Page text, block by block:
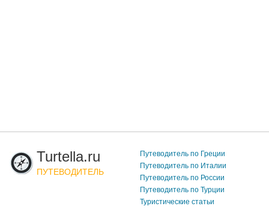
Turtella.ru
ПУТЕВОДИТЕЛЬ
Путеводитель по Греции
Путеводитель по Италии
Путеводитель по России
Путеводитель по Турции
Туристические статьи